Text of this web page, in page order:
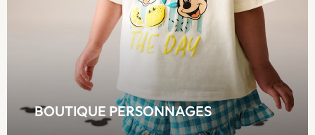
Schoolwear
Sets & Outfits
Shorts
Sportswear
Suits & Waistcoats
Sweatshirts & Hoodies
Swim & Beach
BOUTIQUE PERSONNAGES